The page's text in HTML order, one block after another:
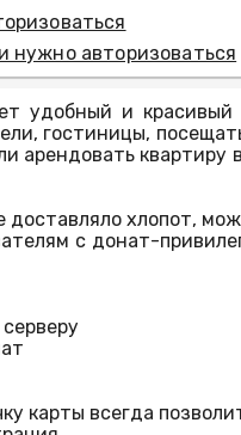
нужно авторизоваться
удобный и
гостиницы,
арендовать
хлопот,
с донат-
карты всегда